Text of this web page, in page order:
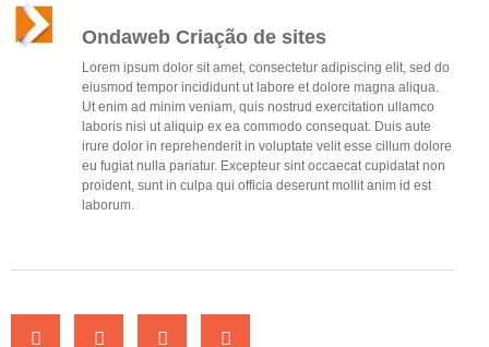
Ondaweb Criação de sites
Lorem ipsum dolor sit amet, consectetur adipiscing elit, sed do
eiusmod tempor incididunt ut labore et dolore magna aliqua.
Ut enim ad minim veniam, quis nostrud exercitation ullamco
laboris nisi ut aliquip ex ea commodo consequat. Duis aute
irure dolor in reprehenderit in voluptate velit esse cillum dolore
eu fugiat nulla pariatur. Excepteur sint occaecat cupidatat non
proident, sunt in culpa qui officia deserunt mollit anim id est
laborum.